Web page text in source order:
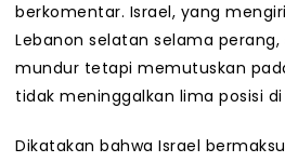
berkomentar. Israel, yang
Lebanon selatan selama
mundur tetapi memutuskan
tidak meninggalkan lima posisi
Dikatakan bahwa Israel